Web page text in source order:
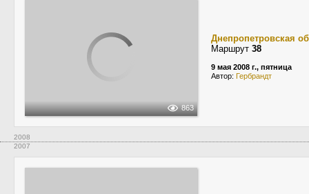
863
Днепропетровская
Маршрут 38
9 мая 2008 г., пятница
Автор: Гербрандт
2008
2007